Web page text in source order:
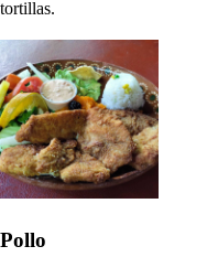
tortillas.
Pollo